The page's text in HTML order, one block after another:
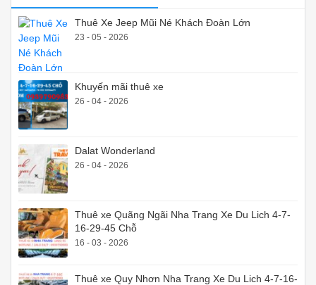
Thuê Xe Jeep Mũi Né Khách Đoàn Lớn
23 - 05 - 2026
Khuyến mãi thuê xe
26 - 04 - 2026
Dalat Wonderland
26 - 04 - 2026
Thuê xe Quãng Ngãi Nha Trang Xe Du Lich 4-7-
16-29-45 Chỗ
16 - 03 - 2026
Thuê xe Quy Nhơn Nha Trang Xe Du Lich 4-7-16-